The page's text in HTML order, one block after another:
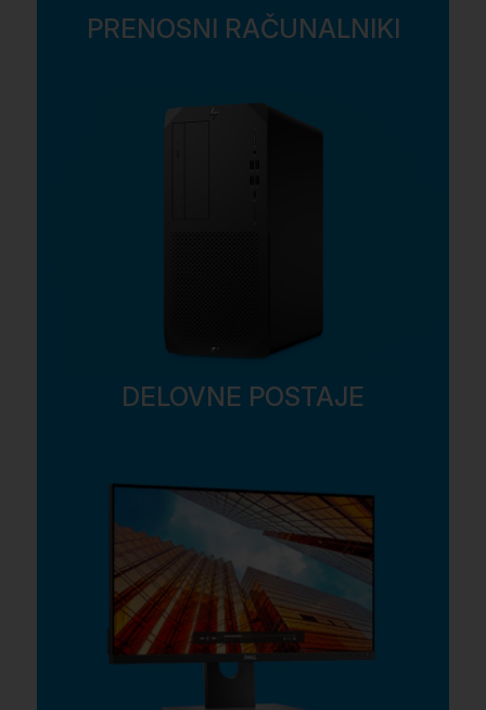
PRENOSNI RAČUNALNIKI
DELOVNE POSTAJE